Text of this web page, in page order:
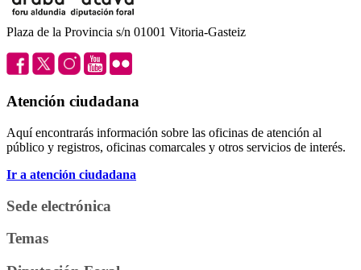
Plaza de la Provincia s/n 01001 Vitoria-Gasteiz
Atención ciudadana
Aquí encontrarás información sobre las oficinas de atención al
público y registros, oficinas comarcales y otros servicios de interés.
Ir a atención ciudadana
Sede electrónica
Temas